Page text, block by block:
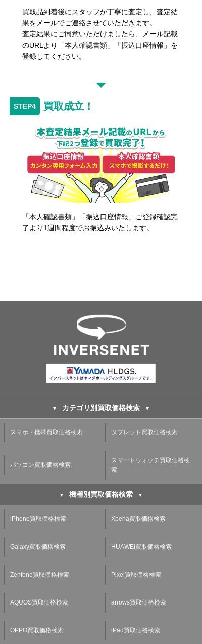
買取品到着後にスタッフが丁寧に査定し、査定結
果をメールでご連絡させていただきます。
査定結果にご同意いただけましたら、メール記載
のURLより「本人確認書類」「振込口座情報」を
登録してください。
買取成立！
「本人確認書類」「振込口座情報」ご登録確認完
了より1週間程度でお振込みいたします。
カテゴリ別買取価格検索
スマホ・携帯買取価格検索 タブレット買取価格検索
パソコン買取価格検索
スマートウォッチ買取価格検
索
機種別買取価格検索
iPhone買取価格検索 Xperia買取価格検索
Galaxy買取価格検索 HUAWEI買取価格検索
Zenfone買取価格検索 Pixel買取価格検索
AQUOS買取価格検索 arrows買取価格検索
OPPO買取価格検索 iPad買取価格検索